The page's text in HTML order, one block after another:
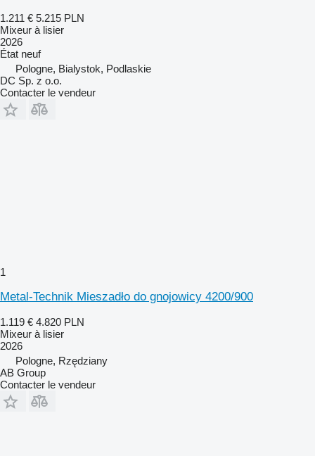
1.211 € 5.215 PLN
Mixeur à lisier
2026
État neuf
Pologne, Bialystok, Podlaskie
DC Sp. z o.o.
Contacter le vendeur
1
Metal-Technik Mieszadło do gnojowicy 4200/900
1.119 € 4.820 PLN
Mixeur à lisier
2026
Pologne, Rzędziany
AB Group
Contacter le vendeur